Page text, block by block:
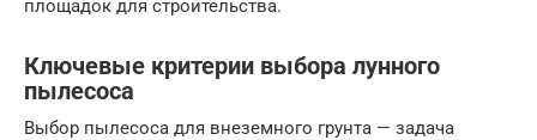
площадок для строительства.
Ключевые критерии выбора лунного
пылесоса
Выбор пылесоса для внеземного грунта — задача